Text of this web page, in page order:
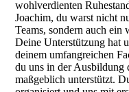
wohlverdienten
Joachim, du warst nicht
Teams, sondern auch ein
Deine Unterstützung hat
deinem umfangreichen
du uns in der Ausbildung
maßgeblich unterstützt.